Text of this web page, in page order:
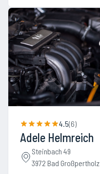
4.5(6)
Adele Helmreich
Steinbach 49
3972 Bad Großpertholz